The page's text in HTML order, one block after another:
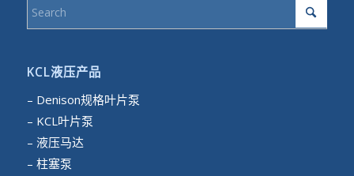
KCL液压产品
– Denison规格叶片泵
– KCL叶片泵
– 液压马达
– 柱塞泵